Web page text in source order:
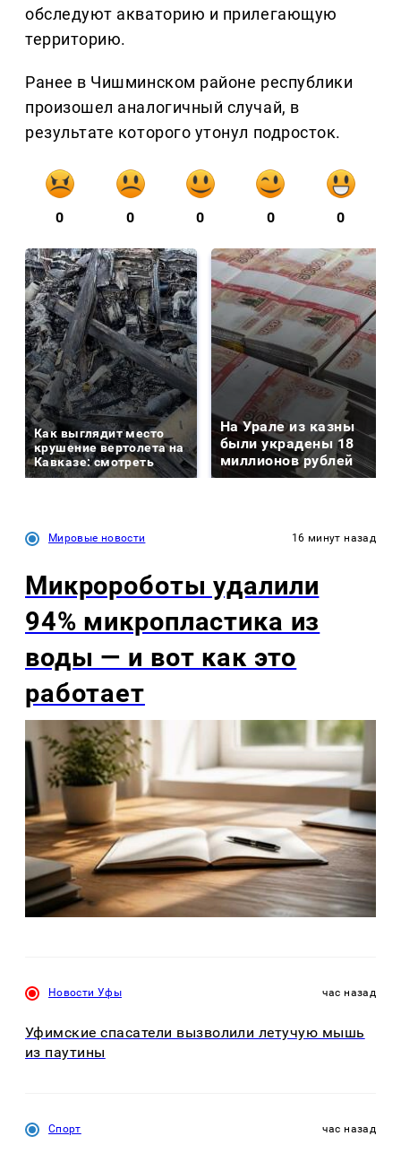
обследуют акваторию и прилегающую
территорию.
Ранее в Чишминском районе республики
произошел аналогичный случай, в
результате которого утонул подросток.
0 0 0 0 0
Как выглядит место
крушение вертолета на
Кавказе: смотреть
На Урале из казны
были украдены 18
миллионов рублей
Мировые новости 16 минут назад
Микророботы удалили
94% микропластика из
воды — и вот как это
работает
Новости Уфы час назад
Уфимские спасатели вызволили летучую мышь
из паутины
Спорт час назад